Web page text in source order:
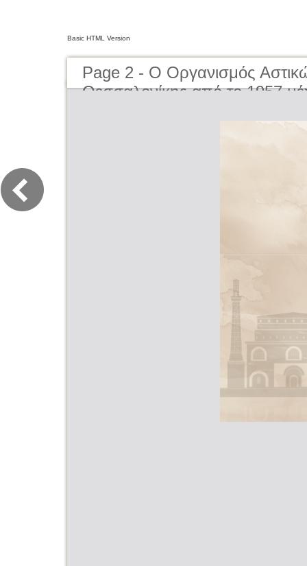
Basic HTML Version
Page 2 - O Οργανισμός
Θεσσαλονίκης από το 1957
Thessaloniki from 1957 to the